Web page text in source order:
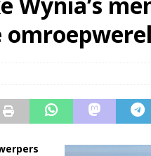
voor streamingdienst die
goed voor besparing van bijna